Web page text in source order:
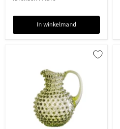
In winkelmand